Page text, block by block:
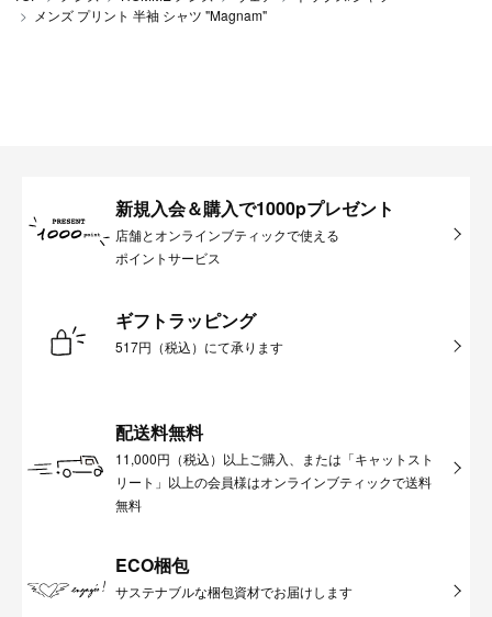
メンズ プリント 半袖 シャツ "Magnam"
新規入会＆購入で1000pプレゼント
店舗とオンラインブティックで使える
ポイントサービス
ギフトラッピング
517円（税込）にて承ります
配送料無料
11,000円（税込）以上ご購入、または「キャットスト
リート」以上の会員様はオンラインブティックで送料
無料
ECO梱包
サステナブルな梱包資材でお届けします